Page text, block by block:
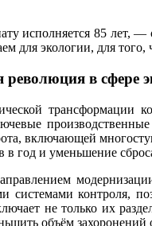
исполняется 85 лет,
для экологии, для
революция в сфере
трансформации
включающей
в год и уменьшение
системами контроля,
не только их
объём захоронений